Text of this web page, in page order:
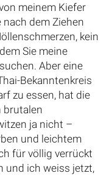
meinem Kiefer
dem Ziehen
kein
Sie meine
Aber eine
Bekanntenkreis
zu essen, hat die
brutalen
ja nicht –
und leichtem
für völlig verrückt
und ich weiss jetzt,